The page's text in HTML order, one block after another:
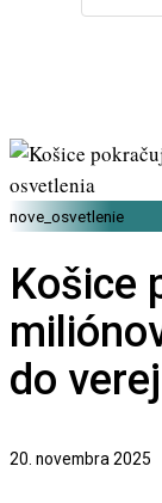
nove_osvetlenie
Košice
do
20. novembra 2025